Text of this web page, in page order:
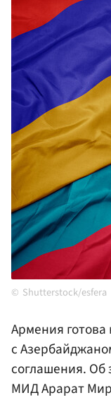
Shutterstock/esfera
Армения
с
соглашения. Об
МИД Арарат